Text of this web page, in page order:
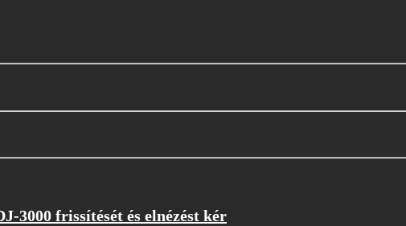
3000 frissítését és elnézést kér